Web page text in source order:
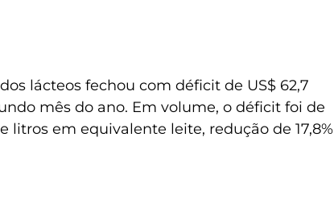
lácteos fechou com déficit de US$ 62,7
mês do ano. Em volume, o déficit foi de
litros em equivalente leite, redução de 17,8%